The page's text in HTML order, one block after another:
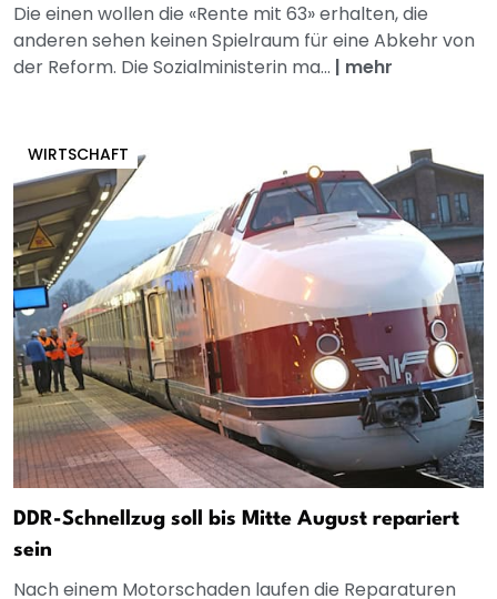
Die einen wollen die «Rente mit 63» erhalten, die
anderen sehen keinen Spielraum für eine Abkehr von
der Reform. Die Sozialministerin ma... | mehr
WIRTSCHAFT
DDR-Schnellzug soll bis Mitte August repariert
sein
Nach einem Motorschaden laufen die Reparaturen